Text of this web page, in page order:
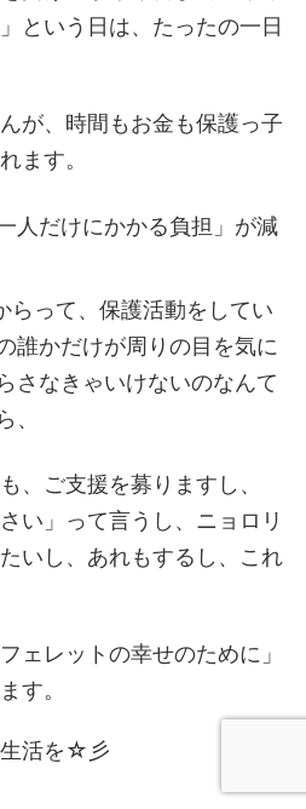
という日は、たったの一日
が、時間もお金も保護っ子
ます。
人だけにかかる負担」が減
って、保護活動をしてい
誰かだけが周りの目を気に
さなきゃいけないのなんて
、
、ご支援を募りますし、
い」って言うし、ニョロリ
いし、あれもするし、これ
フェレットの幸せのために」
す。
生活を☆彡